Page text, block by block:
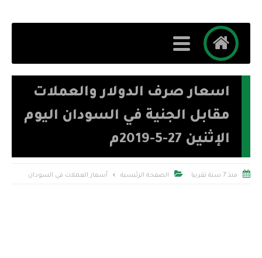
اسعار صرف الدولار والعملات
مقابل الجنية في السودان اليوم
الإثنين 27-5-2019م
 منذ 7 سنة تقريبا  الصفحة الرئيسية أسعار العملات في السودان